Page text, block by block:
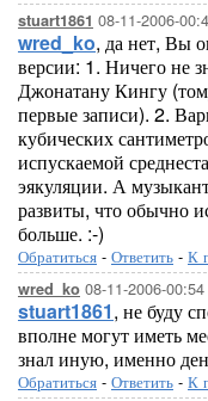
stuart1861 08-11-2006-
wred_ko, да нет, Вы
версии: 1. Ничего не
Джонатану Кингу
первые записи). 2.
кубических
испускаемой
эякуляции. А
развиты, что обычно
больше. :-)
Обратиться - Ответить - К
wred_ko 08-11-2006-00:54
stuart1861, не буду
вполне могут иметь
знал иную, именно
Обратиться - Ответить - К